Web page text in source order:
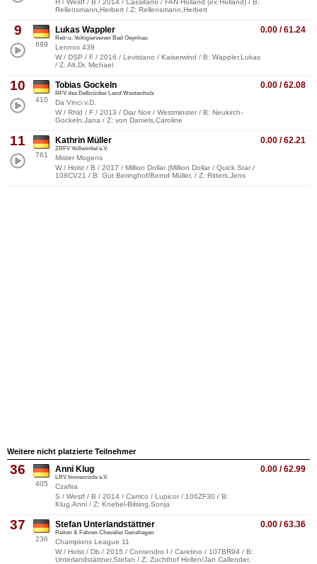
Rellensmann,Herbert / Z: Rellensmann,Herbert
9
689
0.00 / 61.24
Lukas Wappler
Reit-u. Voltigierverein Bad Oeynhau
Lennox 439
W / DSP / F / 2016 / Levistano / Kaiserwind / B: Wappler,Lukas
/ Z: Alt,Dr. Michael
10
410
0.00 / 62.08
Tobias Gockeln
RFV des Delbrücker Land Westenholz
Da Vinci v.D.
W / Rhld / F / 2013 / Diar Noir / Westminster / B: Neukirch-
Gockeln,Jana / Z: von Daniels,Caroline
11
761
0.00 / 62.21
Kathrin Müller
ZRFV Voßwinkel e.V.
Mister Mogens
W / Holst / B / 2017 / Million Dollar (Million Dollar / Quick Star /
108CV21 / B: Gut Beringhof/Bernd Müller, / Z: Ritters,Jens
Weitere nicht platzierte Teilnehmer
36
405
0.00 / 62.99
Anni Klug
LRV Immenrode e.V.
Czafira
S / Westf / B / 2014 / Carrico / Lupicor / 106ZF30 / B:
Klug,Anni / Z: Knebel-Bilsing,Sonja
37
236
0.00 / 63.36
Stefan Unterlandstättner
Reiten & Fahren Chevalier Genshagen
Champions League 11
W / Holst / Db / 2015 / Contendro I / Caretino / 107BR94 / B:
Unterlandstättner,Stefan / Z: Zuchthof Hollen/Jan Callender,